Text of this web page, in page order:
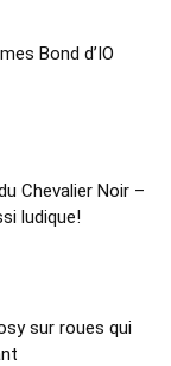
Bond d’IO
Chevalier Noir –
ludique!
sur roues qui